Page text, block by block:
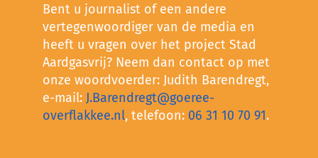
Bent u journalist of een andere
vertegenwoordiger van de media en
heeft u vragen over het project Stad
Aardgasvrij? Neem dan contact op met
onze woordvoerder: Judith Barendregt,
e-mail: J.Barendregt@goeree-
overflakkee.nl, telefoon: 06 31 10 70 91.